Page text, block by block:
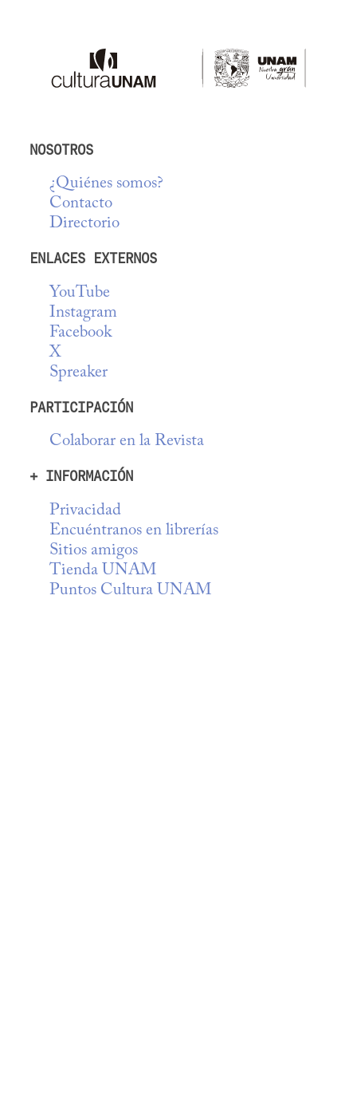
NOSOTROS
¿Quiénes somos?
Contacto
Directorio
ENLACES EXTERNOS
YouTube
Instagram
Facebook
X
Spreaker
PARTICIPACIÓN
Colaborar en la Revista
+ INFORMACIÓN
Privacidad
Encuéntranos en librerías
Sitios amigos
Tienda UNAM
Puntos Cultura UNAM